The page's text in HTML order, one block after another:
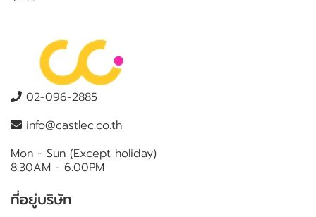
02-096-2885
info@castlec.co.th
Mon - Sun (Except holiday)
8.30AM - 6.00PM
ที่อยู่บริษัท